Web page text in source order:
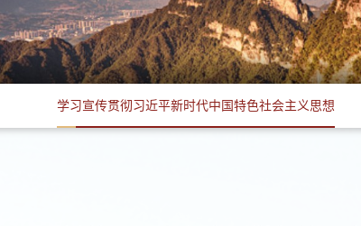
学习宣传贯彻习近平新时代中国特色社会主义思想